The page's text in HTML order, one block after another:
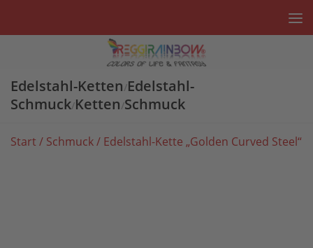
Edelstahl-Ketten/Edelstahl-
Schmuck/Ketten/Schmuck
Start / Schmuck/ Edelstahl-Kette „Golden Curved Steel“